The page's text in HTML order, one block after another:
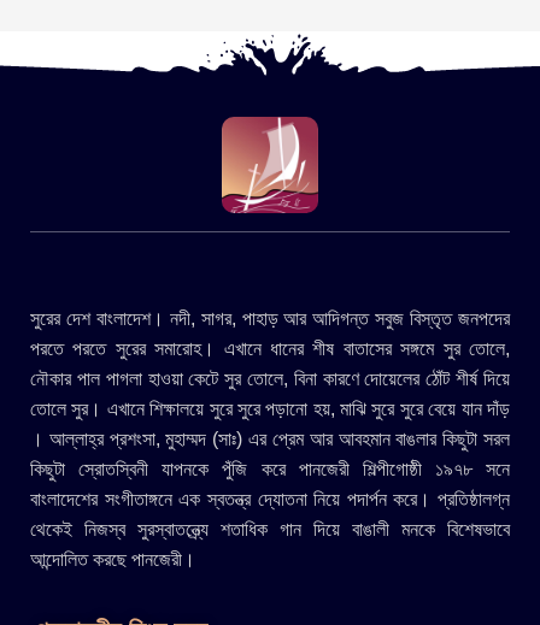
সুরের দেশ বাংলাদেশ। নদী, সাগর, পাহাড় আর আদিগন্ত সবুজ বিস্তৃত জনপদের
পরতে পরতে সুরের সমারোহ। এখানে ধানের শীষ বাতাসের সঙ্গমে সুর তোলে,
নৌকার পাল পাগলা হাওয়া কেটে সুর তোলে, বিনা কারণে দোয়েলের ঠোঁট শীর্ষ দিয়ে
তোলে সুর। এখানে শিক্ষালয়ে সুরে সুরে পড়ানো হয়, মাঝি সুরে সুরে বেয়ে যান দাঁড়
। আল্লাহ্র প্রশংসা, মুহাম্মদ (সাঃ) এর প্রেম আর আবহমান বাঙলার কিছুটা সরল
কিছুটা স্রোতস্বিনী যাপনকে পুঁজি করে পানজেরী শিল্পীগোষ্ঠী ১৯৭৮ সনে
বাংলাদেশের সংগীতাঙ্গনে এক স্বতন্ত্র দ্যোতনা নিয়ে পদার্পন করে। প্রতিষ্ঠালগ্ন
থেকেই নিজস্ব সুরস্বাতন্ত্র্যে শতাধিক গান দিয়ে বাঙালী মনকে বিশেষভাবে
আন্দোলিত করছে পানজেরী।